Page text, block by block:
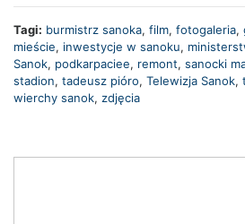
Tagi: burmistrz sanoka, film, fotogaleria,
mieście, inwestycje w sanoku,
Sanok, podkarpaciee, remont, sanocki
stadion, tadeusz pióro, Telewizja Sanok,
wierchy sanok, zdjęcia